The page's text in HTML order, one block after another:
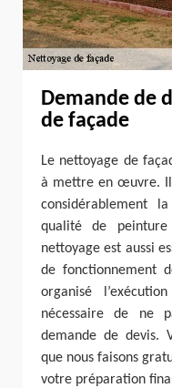
Demande de
de façade
Le nettoyage de
à mettre en œuvre. Il
considérablement
qualité de
nettoyage est aussi
de fonctionnement
organisé
nécessaire de ne
demande de devis.
que nous faisons
votre préparation